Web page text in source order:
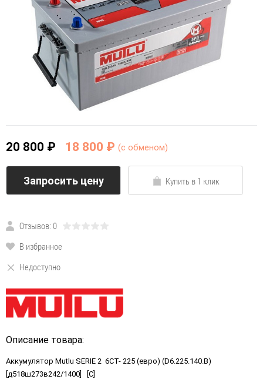
20 800 ₽ 18 800 ₽ (c обменом)
Запросить цену Купить в 1 клик
Отзывов: 0
В избранное
Недоступно
Описание товара:
Аккумулятор Mutlu SERIE 2 6CT- 225 (евро) (D6.225.140.B)
[д518ш273в242/1400] [C]